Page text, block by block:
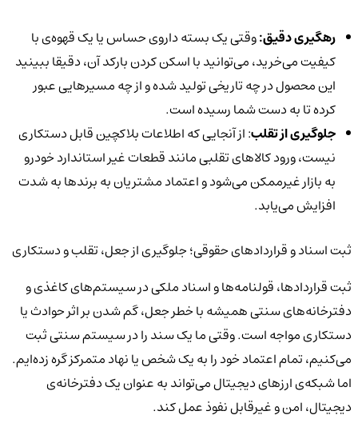
رهگیری دقیق:وقتی یک بسته داروی حساس یا یک قهوه‌ی با
کیفیت می‌خرید، می‌توانید با اسکن کردن بارکد آن، دقیقا ببینید
این محصول در چه تاریخی تولید شده و از چه مسیرهایی عبور
کرده تا به دست شما رسیده است.
جلوگیری از تقلب: از آنجایی که اطلاعات بلاکچین قابل دستکاری
نیست، ورود کالاهای تقلبی مانند قطعات غیر استاندارد خودرو
به بازار غیرممکن می‌شود و اعتماد مشتریان به برندها به شدت
افزایش می‌یابد.
ثبت اسناد و قراردادهای حقوقی؛ جلوگیری از جعل، تقلب و دستکاری
ثبت قراردادها، قولنامه‌ها و اسناد ملکی در سیستم‌های کاغذی و
دفترخانه‌های سنتی همیشه با خطر جعل، گم شدن بر اثر حوادث یا
دستکاری مواجه است. وقتی ما یک سند را در سیستم سنتی ثبت
می‌کنیم، تمام اعتماد خود را به یک شخص یا نهاد متمرکز گره زده‌ایم.
اما شبکه‌ی ارزهای دیجیتال می‌تواند به عنوان یک دفترخانه‌ی
دیجیتال، امن و غیرقابل نفوذ عمل کند.